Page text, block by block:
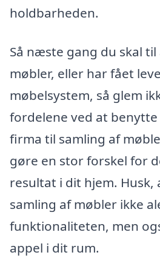
holdbarheden.
Så næste gang du skal
møbler, eller har fået
møbelsystem, så glem
fordelene ved at
firma til samling af
gøre en stor forskel for
resultat i dit hjem. Husk,
samling af møbler ikke
funktionaliteten, men
appel i dit rum.